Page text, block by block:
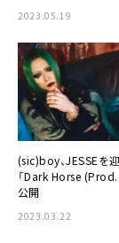
2023.05.19
(sic)boy、JESSEを
「Dark Horse
公開
2023.03.22